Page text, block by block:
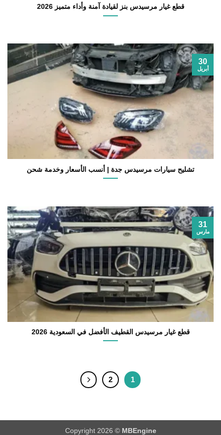
قطع غيار مرسيدس بنز لقيادة آمنة وأداء متميز 2026
تشليح سيارات مرسيدس جدة | أنسب الأسعار وخدمة شحن
30
أبريل
قطع غيار مرسيدس القطيف الأفضل في السعودية 2026
31
مارس
1
2
Copyright 2026 © MBEngine